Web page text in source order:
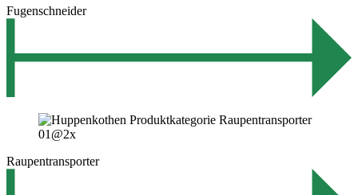
Fugenschneider
Raupentransporter